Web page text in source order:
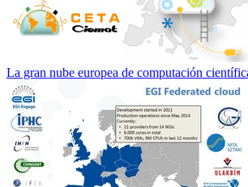
La gran nube europea de computación